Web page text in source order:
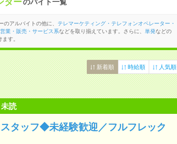
アルバイトの他に、 テレマーケティング・テレフォンオペレーター・
業・販売・サービス系などを取り揃えています。さらに、 単発などの
す。
新着順 時給順 人気順
未読
タッフ◆未経験歓迎／フルフレック